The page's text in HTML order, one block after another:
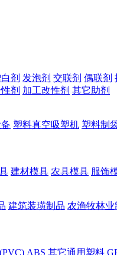
剂 发泡剂 交联剂 偶联剂
剂 加工改性剂 其它助剂
塑料真空吸塑机 塑料制
建材模具 农具模具 服饰
建筑装璜制品 农渔牧林业
ABS 其它通用塑料